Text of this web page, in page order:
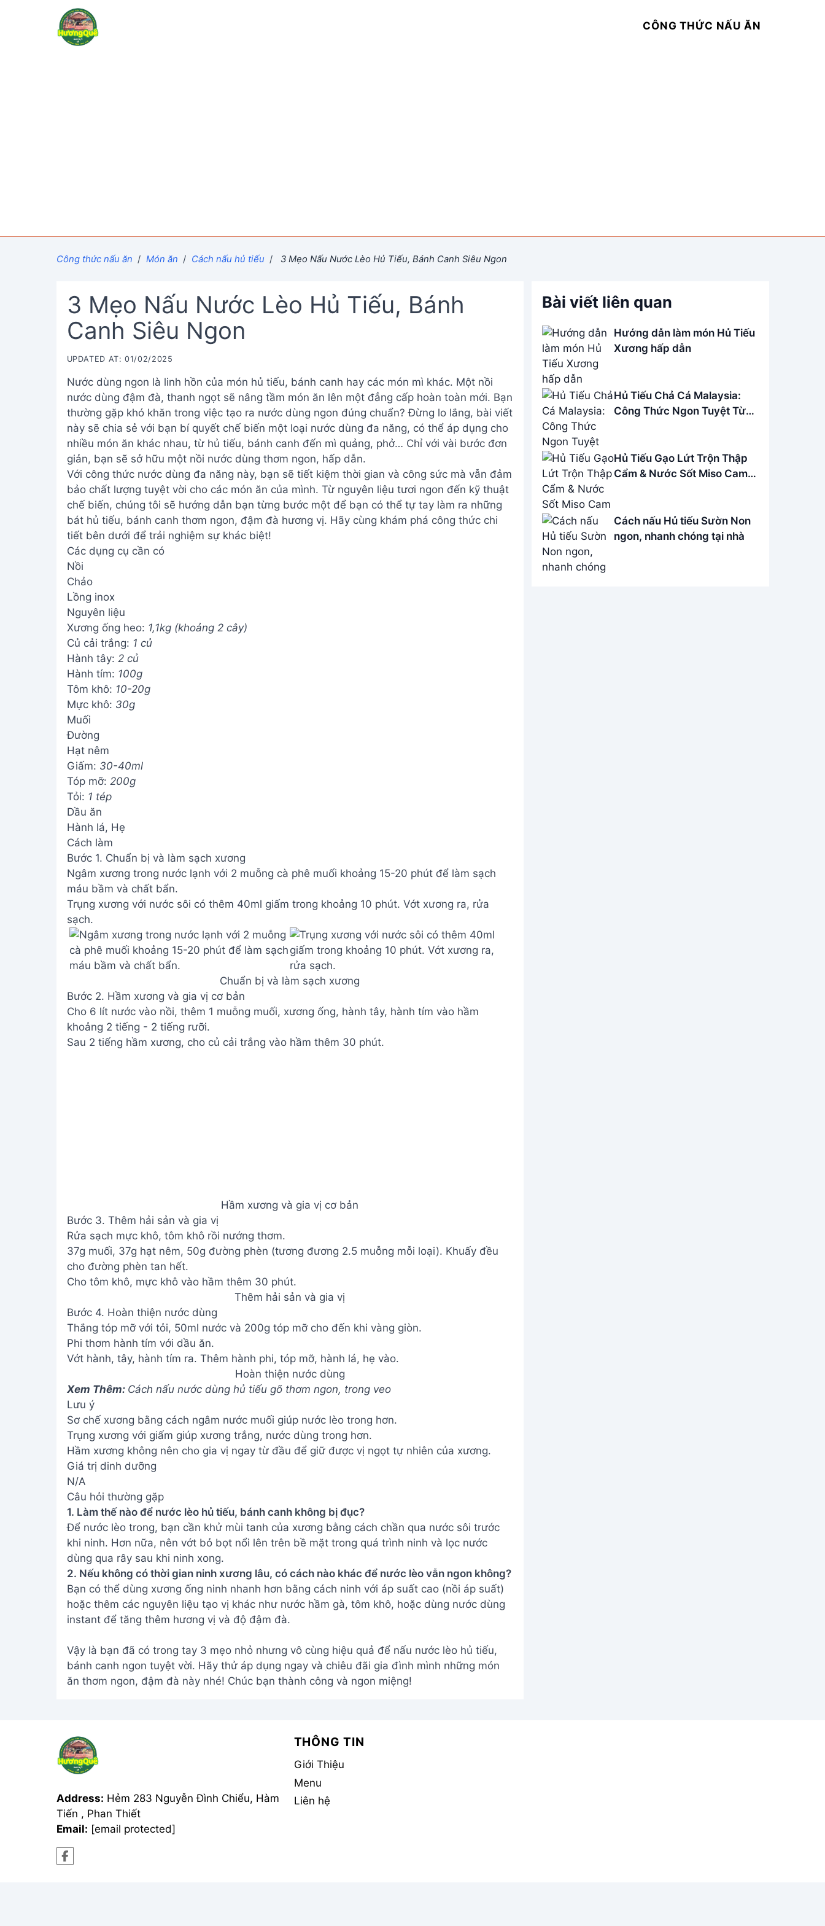
CÔNG THỨC NẤU ĂN
Công thức nấu ăn / Món ăn / Cách nấu hủ tiếu / 3 Mẹo Nấu Nước Lèo Hủ Tiếu, Bánh Canh Siêu Ngon
3 Mẹo Nấu Nước Lèo Hủ Tiếu, Bánh
Canh Siêu Ngon
UPDATED AT: 01/02/2025
Nước dùng ngon là linh hồn của món hủ tiếu, bánh canh hay các món mì khác. Một nồi
nước dùng đậm đà, thanh ngọt sẽ nâng tầm món ăn lên một đẳng cấp hoàn toàn mới. Bạn
thường gặp khó khăn trong việc tạo ra nước dùng ngon đúng chuẩn? Đừng lo lắng, bài viết
này sẽ chia sẻ với bạn bí quyết chế biến một loại nước dùng đa năng, có thể áp dụng cho
nhiều món ăn khác nhau, từ hủ tiếu, bánh canh đến mì quảng, phở… Chỉ với vài bước đơn
giản, bạn sẽ sở hữu một nồi nước dùng thơm ngon, hấp dẫn.
Với công thức nước dùng đa năng này, bạn sẽ tiết kiệm thời gian và công sức mà vẫn đảm
bảo chất lượng tuyệt vời cho các món ăn của mình. Từ nguyên liệu tươi ngon đến kỹ thuật
chế biến, chúng tôi sẽ hướng dẫn bạn từng bước một để bạn có thể tự tay làm ra những
bát hủ tiếu, bánh canh thơm ngon, đậm đà hương vị. Hãy cùng khám phá công thức chi
tiết bên dưới để trải nghiệm sự khác biệt!
Các dụng cụ cần có
Nồi
Chảo
Lồng inox
Nguyên liệu
Xương ống heo: 1,1kg (khoảng 2 cây)
Củ cải trắng: 1 củ
Hành tây: 2 củ
Hành tím: 100g
Tôm khô: 10-20g
Mực khô: 30g
Muối
Đường
Hạt nêm
Giấm: 30-40ml
Tóp mỡ: 200g
Tỏi: 1 tép
Dầu ăn
Hành lá, Hẹ
Cách làm
Bước 1. Chuẩn bị và làm sạch xương
Ngâm xương trong nước lạnh với 2 muỗng cà phê muối khoảng 15-20 phút để làm sạch
máu bầm và chất bẩn.
Trụng xương với nước sôi có thêm 40ml giấm trong khoảng 10 phút. Vớt xương ra, rửa
sạch.
Chuẩn bị và làm sạch xương
Bước 2. Hầm xương và gia vị cơ bản
Cho 6 lít nước vào nồi, thêm 1 muỗng muối, xương ống, hành tây, hành tím vào hầm
khoảng 2 tiếng - 2 tiếng rưỡi.
Sau 2 tiếng hầm xương, cho củ cải trắng vào hầm thêm 30 phút.
Hầm xương và gia vị cơ bản
Bước 3. Thêm hải sản và gia vị
Rửa sạch mực khô, tôm khô rồi nướng thơm.
37g muối, 37g hạt nêm, 50g đường phèn (tương đương 2.5 muỗng mỗi loại). Khuấy đều
cho đường phèn tan hết.
Cho tôm khô, mực khô vào hầm thêm 30 phút.
Thêm hải sản và gia vị
Bước 4. Hoàn thiện nước dùng
Thắng tóp mỡ với tỏi, 50ml nước và 200g tóp mỡ cho đến khi vàng giòn.
Phi thơm hành tím với dầu ăn.
Vớt hành, tây, hành tím ra. Thêm hành phi, tóp mỡ, hành lá, hẹ vào.
Hoàn thiện nước dùng
Xem Thêm: Cách nấu nước dùng hủ tiếu gõ thơm ngon, trong veo
Lưu ý
Sơ chế xương bằng cách ngâm nước muối giúp nước lèo trong hơn.
Trụng xương với giấm giúp xương trắng, nước dùng trong hơn.
Hầm xương không nên cho gia vị ngay từ đầu để giữ được vị ngọt tự nhiên của xương.
Giá trị dinh dưỡng
N/A
Câu hỏi thường gặp
1. Làm thế nào để nước lèo hủ tiếu, bánh canh không bị đục?
Để nước lèo trong, bạn cần khử mùi tanh của xương bằng cách chần qua nước sôi trước
khi ninh. Hơn nữa, nên vớt bỏ bọt nổi lên trên bề mặt trong quá trình ninh và lọc nước
dùng qua rây sau khi ninh xong.
2. Nếu không có thời gian ninh xương lâu, có cách nào khác để nước lèo vẫn ngon không?
Bạn có thể dùng xương ống ninh nhanh hơn bằng cách ninh với áp suất cao (nồi áp suất)
hoặc thêm các nguyên liệu tạo vị khác như nước hầm gà, tôm khô, hoặc dùng nước dùng
instant để tăng thêm hương vị và độ đậm đà.
Vậy là bạn đã có trong tay 3 mẹo nhỏ nhưng vô cùng hiệu quả để nấu nước lèo hủ tiếu,
bánh canh ngon tuyệt vời. Hãy thử áp dụng ngay và chiêu đãi gia đình mình những món
ăn thơm ngon, đậm đà này nhé! Chúc bạn thành công và ngon miệng!
Bài viết liên quan
Hướng dẫn làm món Hủ Tiếu
Xương hấp dẫn
Hủ Tiếu Chả Cá Malaysia:
Công Thức Ngon Tuyệt Từ
Hủ Tiếu Gạo Lứt Trộn Thập
Cẩm & Nước Sốt Miso Cam -
Cách nấu Hủ tiếu Sườn Non
ngon, nhanh chóng tại nhà
Address: Hẻm 283 Nguyễn Đình Chiểu, Hàm
Tiến , Phan Thiết
Email: [email protected]
THÔNG TIN
Giới Thiệu
Menu
Liên hệ